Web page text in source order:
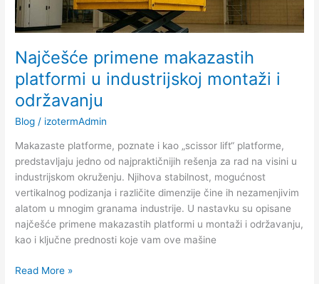
Najčešće primene makazastih
platformi u industrijskoj montaži i
održavanju
Blog / izotermAdmin
Makazaste platforme, poznate i kao „scissor lift“ platforme,
predstavljaju jedno od najpraktičnijih rešenja za rad na visini u
industrijskom okruženju. Njihova stabilnost, mogućnost
vertikalnog podizanja i različite dimenzije čine ih nezamenjivim
alatom u mnogim granama industrije. U nastavku su opisane
najčešće primene makazastih platformi u montaži i održavanju,
kao i ključne prednosti koje vam ove mašine
Read More »